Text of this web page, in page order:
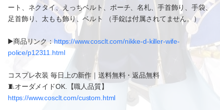
ート、ネクタイ、えっちベルト、ポーチ、名札、手首飾り、手袋、
足首飾り、太もも飾り、ベルト （手錠は付属されてません。）
▶️商品リンク：https://www.cosclt.com/nikke-d-killer-wife-
police/p12311.html
コスプレ衣装 毎日上の新作｜送料無料・返品無料
🧵オーダメイドOK.【職人品質】
https://www.cosclt.com/custom.html